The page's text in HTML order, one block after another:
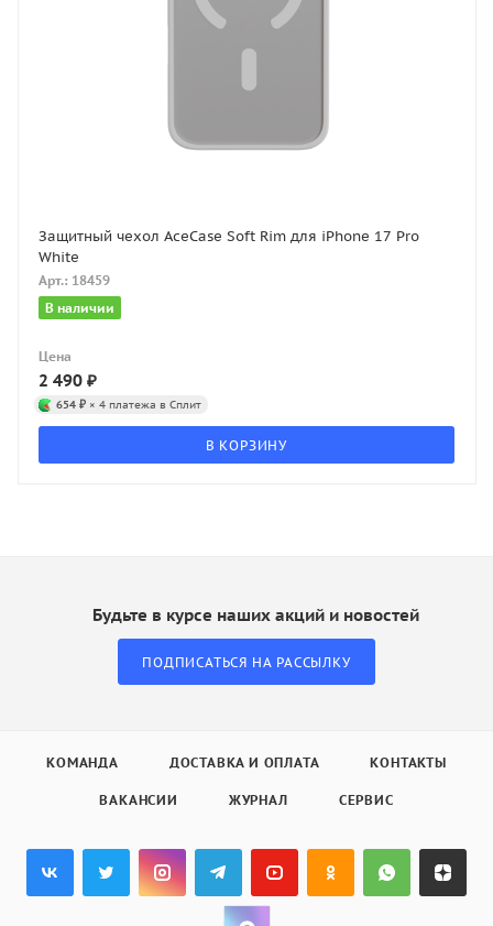
Защитный чехол AceCase Soft Rim для iPhone 17 Pro
White
Арт.: 18459
В наличии
Цена
2 490 ₽
654 ₽ × 4 платежа в Сплит
В КОРЗИНУ
Будьте в курсе наших акций и новостей
ПОДПИСАТЬСЯ НА РАССЫЛКУ
КОМАНДА ДОСТАВКА И ОПЛАТА КОНТАКТЫ
ВАКАНСИИ ЖУРНАЛ СЕРВИС